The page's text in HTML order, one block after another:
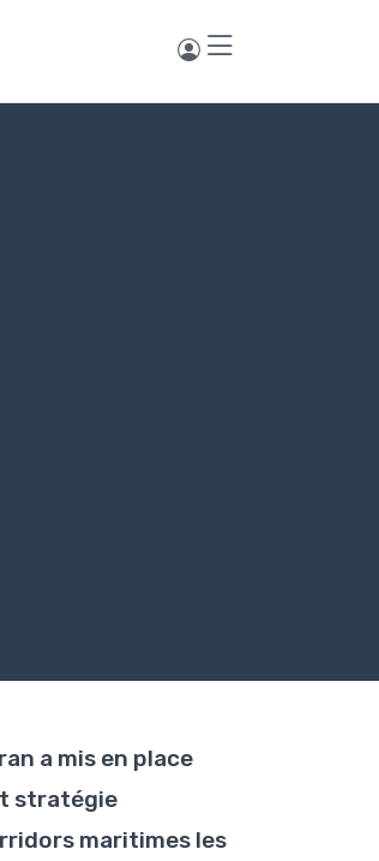
a mis en place
stratégie
maritimes les